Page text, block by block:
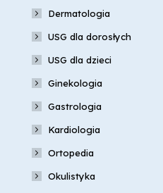
Dermatologia
USG dla dorosłych
USG dla dzieci
Ginekologia
Gastrologia
Kardiologia
Ortopedia
Okulistyka